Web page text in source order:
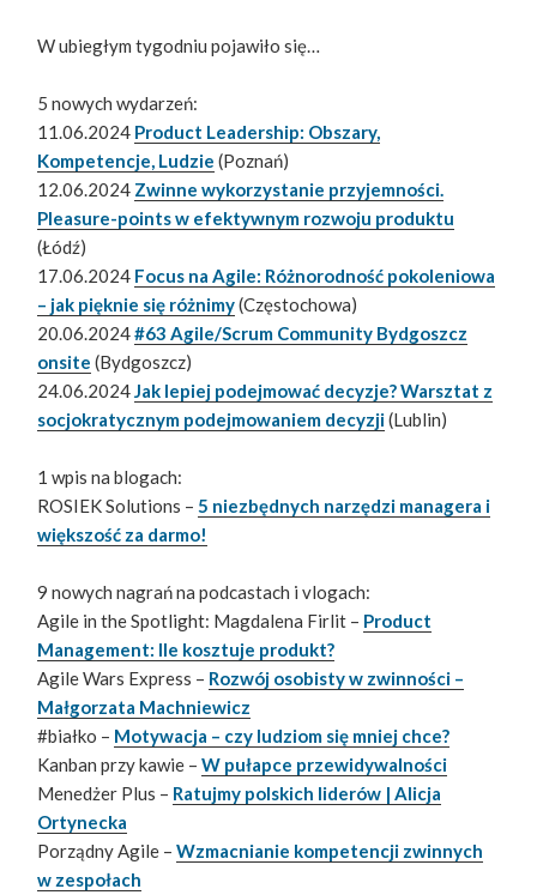
W ubiegłym tygodniu pojawiło się…
5 nowych wydarzeń:
11.06.2024 Product Leadership: Obszary,
Kompetencje, Ludzie (Poznań)
12.06.2024 Zwinne wykorzystanie przyjemności.
Pleasure-points w efektywnym rozwoju produktu
(Łódź)
17.06.2024 Focus na Agile: Różnorodność pokoleniowa
– jak pięknie się różnimy(Częstochowa)
20.06.2024#63 Agile/Scrum Community Bydgoszcz
onsite (Bydgoszcz)
24.06.2024 Jak lepiej podejmować decyzje? Warsztat z
socjokratycznym podejmowaniem decyzji(Lublin)
1 wpis na blogach:
ROSIEK Solutions – 5 niezbędnych narzędzi managera i
większość za darmo!
9 nowych nagrań na podcastach i vlogach:
Agile in the Spotlight: Magdalena Firlit – Product
Management: Ile kosztuje produkt?
Agile Wars Express – Rozwój osobisty w zwinności –
Małgorzata Machniewicz
#białko – Motywacja – czy ludziom się mniej chce?
Kanban przy kawie –W pułapce przewidywalności
Menedżer Plus – Ratujmy polskich liderów | Alicja
Ortynecka
Porządny Agile –Wzmacnianie kompetencji zwinnych
w zespołach